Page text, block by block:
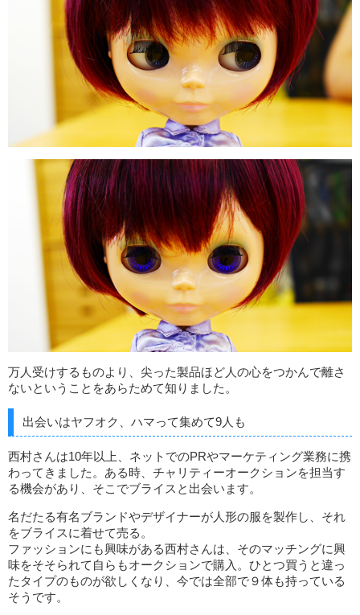
万人受けするものより、尖った製品ほど人の心をつかんで離さ
ないということをあらためて知りました。
出会いはヤフオク、ハマって集めて9人も
西村さんは10年以上、ネットでのPRやマーケティング業務に携
わってきました。ある時、チャリティーオークションを担当す
る機会があり、そこでブライスと出会います。
名だたる有名ブランドやデザイナーが人形の服を製作し、それ
をブライスに着せて売る。
ファッションにも興味がある西村さんは、そのマッチングに興
味をそそられて自らもオークションで購入。ひとつ買うと違っ
たタイプのものが欲しくなり、今では全部で９体も持っている
そうです。